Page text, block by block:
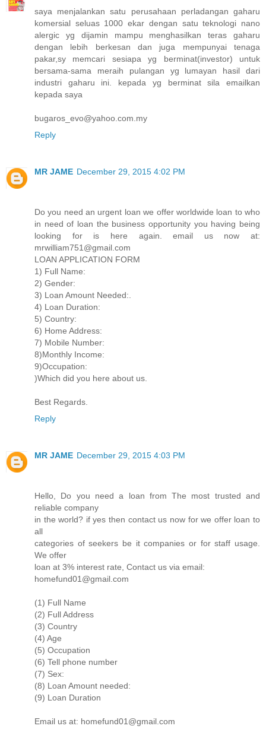
saya menjalankan satu perusahaan perladangan gaharu
komersial seluas 1000 ekar dengan satu teknologi nano
alergic yg dijamin mampu menghasilkan teras gaharu
dengan lebih berkesan dan juga mempunyai tenaga
pakar,sy memcari sesiapa yg berminat(investor) untuk
bersama-sama meraih pulangan yg lumayan hasil dari
industri gaharu ini. kepada yg berminat sila emailkan
kepada saya
bugaros_evo@yahoo.com.my
Reply
MR JAME December 29, 2015 4:02 PM
Do you need an urgent loan we offer worldwide loan to who
in need of loan the business opportunity you having being
looking for is here again. email us now at:
mrwilliam751@gmail.com
LOAN APPLICATION FORM
1) Full Name:
2) Gender:
3) Loan Amount Needed:.
4) Loan Duration:
5) Country:
6) Home Address:
7) Mobile Number:
8)Monthly Income:
9)Occupation:
)Which did you here about us.
Best Regards.
Reply
MR JAME December 29, 2015 4:03 PM
Hello, Do you need a loan from The most trusted and
reliable company
in the world? if yes then contact us now for we offer loan to
all
categories of seekers be it companies or for staff usage.
We offer
loan at 3% interest rate, Contact us via email:
homefund01@gmail.com
(1) Full Name
(2) Full Address
(3) Country
(4) Age
(5) Occupation
(6) Tell phone number
(7) Sex:
(8) Loan Amount needed:
(9) Loan Duration
Email us at: homefund01@gmail.com